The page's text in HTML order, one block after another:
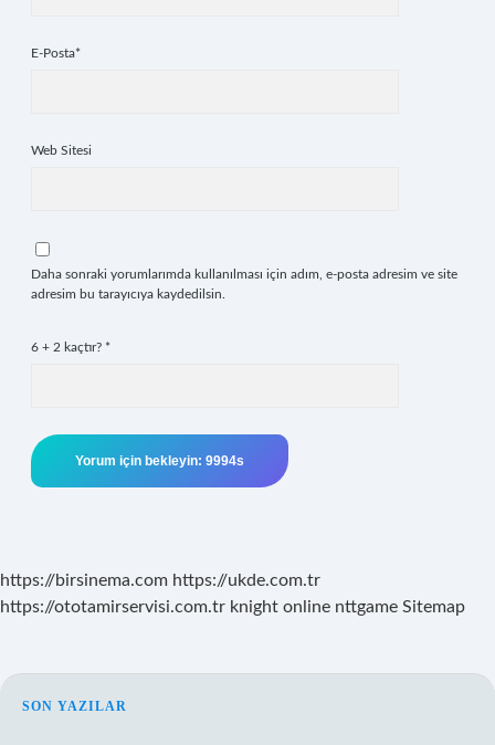
E-Posta*
Web Sitesi
Daha sonraki yorumlarımda kullanılması için adım, e-posta adresim ve site
adresim bu tarayıcıya kaydedilsin.
6 + 2 kaçtır? *
https://birsinema.com https://ukde.com.tr
https://ototamirservisi.com.tr knight online nttgame Sitemap
SIDEBAR
SON YAZILAR